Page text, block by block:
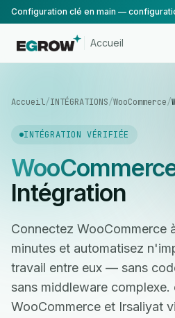
Accueil
Accueil/INTÉGRATIONS/WooCommerce/
INTÉGRATION VÉRIFIÉE
Intégration
Connectez WooCommerce
minutes et automatisez
travail entre eux — sans
sans middleware complexe.
WooCommerce et Irsaliyat